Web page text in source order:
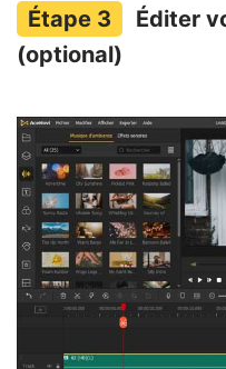
Éditer
(optional)